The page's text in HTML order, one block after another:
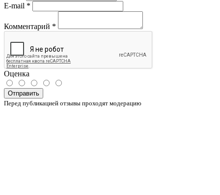
E-mail *
Комментарий *
Оценка
Отправить
Перед публикацией отзывы проходят модерацию